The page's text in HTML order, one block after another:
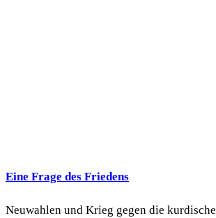
Eine Frage des Friedens
Neuwahlen und Krieg gegen die kurdische